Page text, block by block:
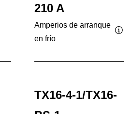
210 A
Amperios de arranque
en frío
TX16-4-1/TX16-